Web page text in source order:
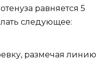
равняется 5
следующее:
размечая линию